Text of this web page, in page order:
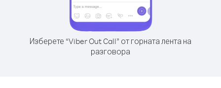
Изберете “Viber Out Call” от горната лента на
разговора